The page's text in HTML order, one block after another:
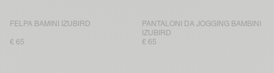
FELPA BAMINI IZUBIRD
€ 65
PANTALONI DA JOGGING BAMBINI
IZUBIRD
€ 65